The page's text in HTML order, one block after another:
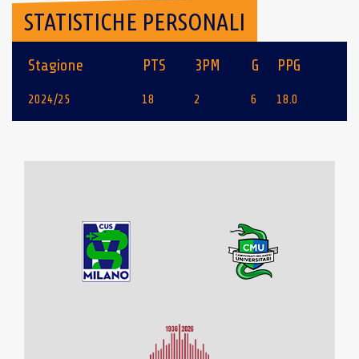
STATISTICHE PERSONALI
Stagione PTS 3PM G PPG
2024/25 18 2 6 18.0